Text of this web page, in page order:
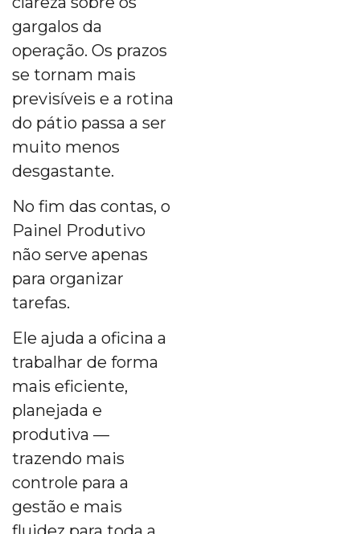
gargalos da
operação. Os prazos
se tornam mais
previsíveis e a rotina
do pátio passa a ser
muito menos
desgastante.
No fim das contas, o
Painel Produtivo
não serve apenas
para organizar
tarefas.
Ele ajuda a oficina a
trabalhar de forma
mais eficiente,
planejada e
produtiva —
trazendo mais
controle para a
gestão e mais